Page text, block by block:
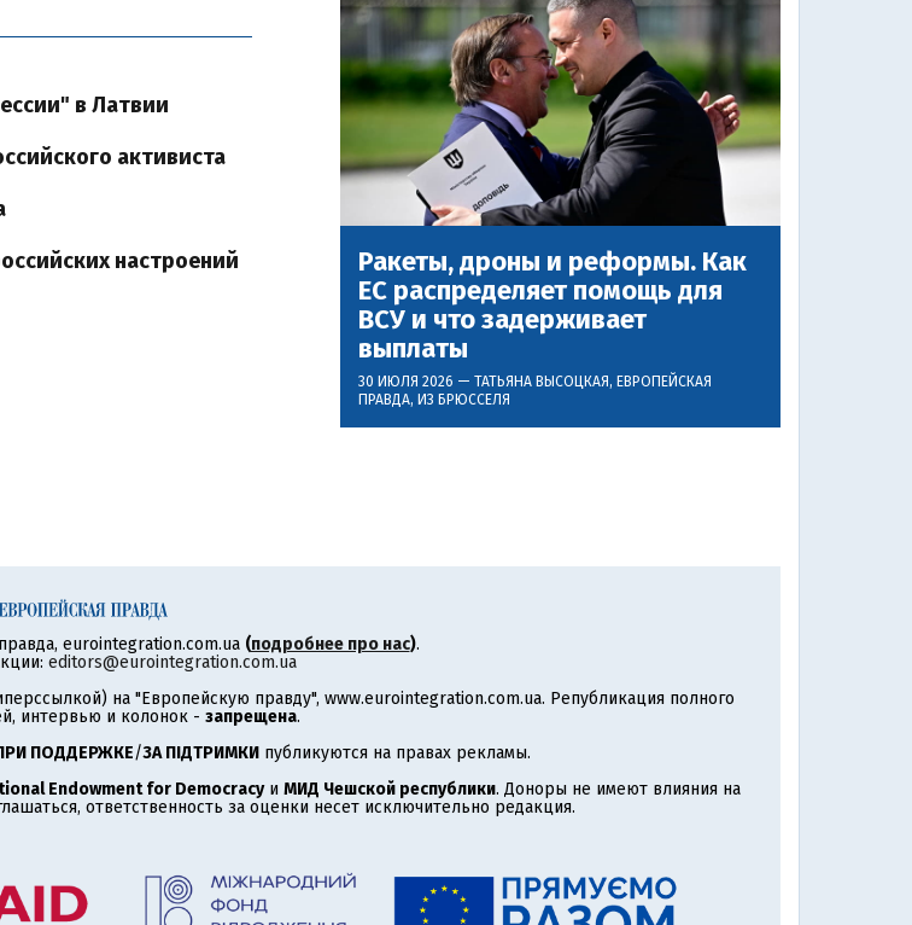
в Латвии
активиста
настроений
Ракеты, дроны и реформы. Как
ЕС распределяет помощь для
ВСУ и что задерживает
выплаты
30 ИЮЛЯ 2026 — ТАТЬЯНА ВЫСОЦКАЯ, ЕВРОПЕЙСКАЯ
ПРАВДА, ИЗ БРЮССЕЛЯ
eurointegration.com.ua (подробнее про нас).
editors@eurointegration.com.ua
на "Европейскую правду", www.eurointegration.com.ua. Републикация полного
интервью и колонок - запрещена.
ПОДДЕРЖКЕ/ЗА ПІДТРИМКИ публикуются на правах рекламы.
Endowment for Democracyи МИД Чешской республики. Доноры не имеют влияния на
ответственность за оценки несет исключительно редакция.